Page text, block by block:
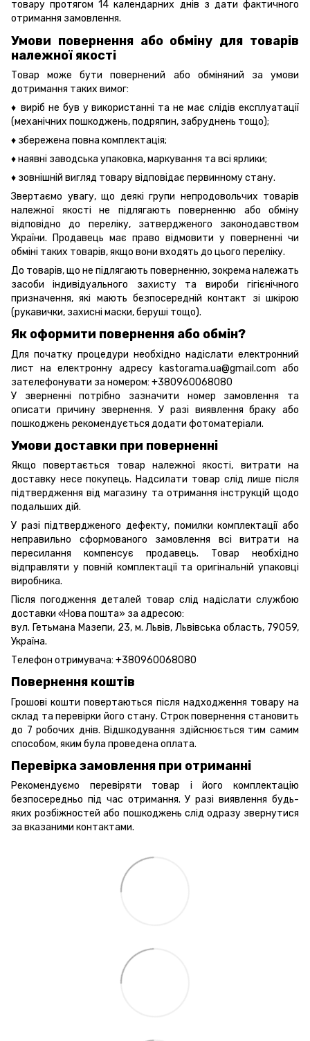
товару протягом 14 календарних днів з дати фактичного
отримання замовлення.
Умови повернення або обміну для товарів
належної якості
Товар може бути повернений або обміняний за умови
дотримання таких вимог:
♦ виріб не був у використанні та не має слідів експлуатації
(механічних пошкоджень, подряпин, забруднень тощо);
♦ збережена повна комплектація;
♦ наявні заводська упаковка, маркування та всі ярлики;
♦ зовнішній вигляд товару відповідає первинному стану.
Звертаємо увагу, що деякі групи непродовольчих товарів
належної якості не підлягають поверненню або обміну
відповідно до переліку, затвердженого законодавством
України. Продавець має право відмовити у поверненні чи
обміні таких товарів, якщо вони входять до цього переліку.
До товарів, що не підлягають поверненню, зокрема належать
засоби індивідуального захисту та вироби гігієнічного
призначення, які мають безпосередній контакт зі шкірою
(рукавички, захисні маски, беруші тощо).
Як оформити повернення або обмін?
Для початку процедури необхідно надіслати електронний
лист на електронну адресу kastorama.ua@gmail.com або
зателефонувати за номером: +380960068080
У зверненні потрібно зазначити номер замовлення та
описати причину звернення. У разі виявлення браку або
пошкоджень рекомендується додати фотоматеріали.
Умови доставки при поверненні
Якщо повертається товар належної якості, витрати на
доставку несе покупець. Надсилати товар слід лише після
підтвердження від магазину та отримання інструкцій щодо
подальших дій.
У разі підтвердженого дефекту, помилки комплектації або
неправильно сформованого замовлення всі витрати на
пересилання компенсує продавець. Товар необхідно
відправляти у повній комплектації та оригінальній упаковці
виробника.
Після погодження деталей товар слід надіслати службою
доставки «Нова пошта» за адресою:
вул. Гетьмана Мазепи, 23, м. Львів, Львівська область, 79059,
Україна.
Телефон отримувача: +380960068080
Повернення коштів
Грошові кошти повертаються після надходження товару на
склад та перевірки його стану. Строк повернення становить
до 7 робочих днів. Відшкодування здійснюється тим самим
способом, яким була проведена оплата.
Перевірка замовлення при отриманні
Рекомендуємо перевіряти товар і його комплектацію
безпосередньо під час отримання. У разі виявлення будь-
яких розбіжностей або пошкоджень слід одразу звернутися
за вказаними контактами.